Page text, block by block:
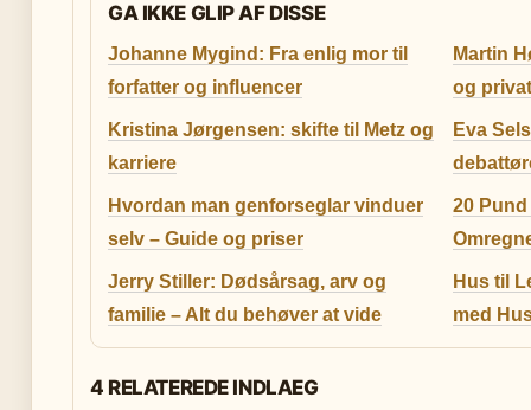
GA IKKE GLIP AF DISSE
Johanne Mygind: Fra enlig mor til
forfatter og influencer
Martin
og
Kristina Jørgensen: skifte til Metz og
karriere
Eva
Hvordan man genforseglar vinduer
selv – Guide og priser
20
Jerry Stiller: Dødsårsag, arv og
familie – Alt du behøver at vide
Hus til
med
4 RELATEREDE INDLAEG